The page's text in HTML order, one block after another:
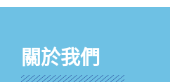
關於我們